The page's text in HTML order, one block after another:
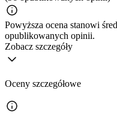
Powyższa ocena stanowi
opublikowanych opinii.
Zobacz szczegóły
Oceny szczegółowe